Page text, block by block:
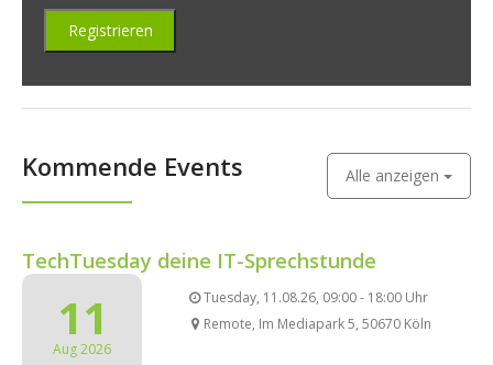
Kommende Events Alle anzeigen
TechTuesday deine IT-Sprechstunde
11
Aug 2026
Tuesday, 11.08.26, 09:00 - 18:00 Uhr
Remote, Im Mediapark 5, 50670 Köln